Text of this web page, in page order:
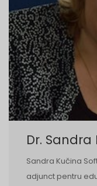
Dr.
Sandra Kučina
adjunct pentru